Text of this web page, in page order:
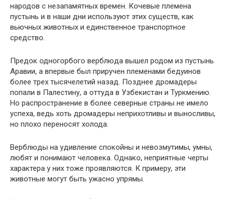
народов с незапамятных времен. Кочевые племена
пустынь и в наши дни используют этих существ, как
вьючных животных и единственное транспортное
средство.
Предок одногорбого верблюда вышел родом из пустынь
Аравии, а впервые был приручен племенами бедуинов
более трех тысячелетий назад. Позднее дромадеры
попали в Палестину, а оттуда в Узбекистан и Туркмению.
Но распространение в более северные страны не имело
успеха, ведь хоть дромадеры неприхотливы и выносливы,
но плохо переносят холода.
Верблюды на удивление спокойны и невозмутимы, умны,
любят и понимают человека. Однако, неприятные черты
характера у них тоже проявляются. К примеру, эти
животные могут быть ужасно упрямы.